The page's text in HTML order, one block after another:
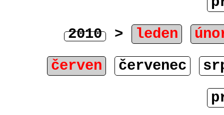
2010 > leden
červen
červenec